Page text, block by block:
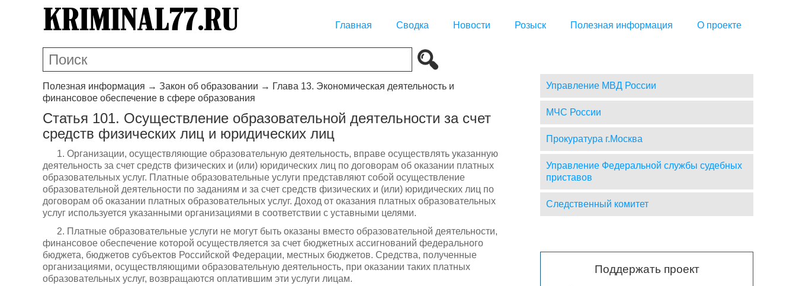
Главная Сводка Новости Розыск Полезная информация О проекте
Полезная информация → Закон об образовании → Глава 13. Экономическая деятельность и
финансовое обеспечение в сфере образования
Статья 101. Осуществление образовательной деятельности за счет
средств физических лиц и юридических лиц
1. Организации, осуществляющие образовательную деятельность, вправе осуществлять указанную
деятельность за счет средств физических и (или) юридических лиц по договорам об оказании платных
образовательных услуг. Платные образовательные услуги представляют собой осуществление
образовательной деятельности по заданиям и за счет средств физических и (или) юридических лиц по
договорам об оказании платных образовательных услуг. Доход от оказания платных образовательных
услуг используется указанными организациями в соответствии с уставными целями.
2. Платные образовательные услуги не могут быть оказаны вместо образовательной деятельности,
финансовое обеспечение которой осуществляется за счет бюджетных ассигнований федерального
бюджета, бюджетов субъектов Российской Федерации, местных бюджетов. Средства, полученные
организациями, осуществляющими образовательную деятельность, при оказании таких платных
образовательных услуг, возвращаются оплатившим эти услуги лицам.
Управление МВД России
МЧС России
Прокуратура г.Москва
Управление Федеральной службы судебных
приставов
Следственный комитет
Поддержать проект